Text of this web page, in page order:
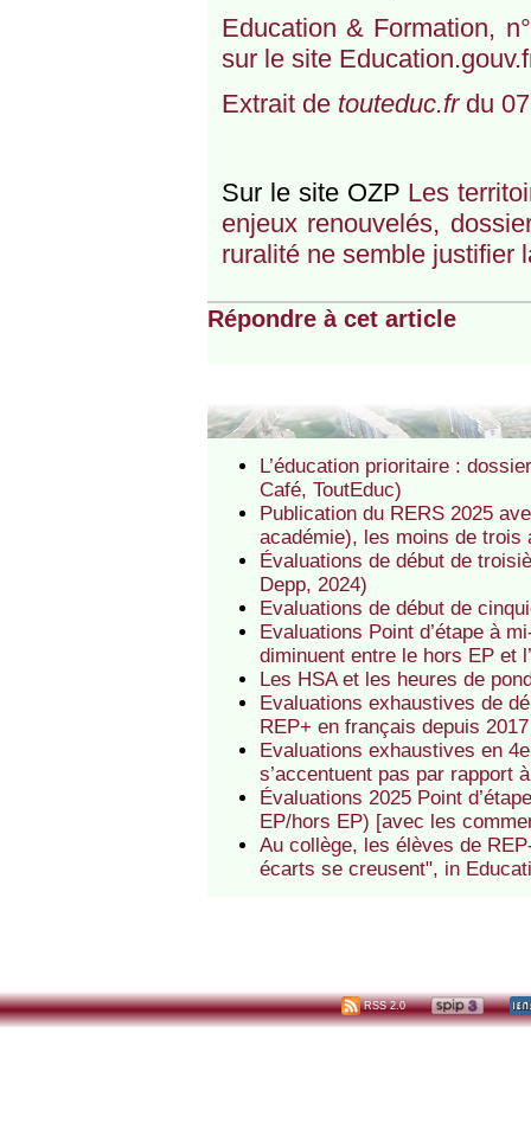
Education & Formation,
sur le site
Extrait de touteduc.frdu
Sur le site OZP Les
enjeux renouvelés,
ruralité ne semble justifier
Répondre à cet article
L’éducation prioritaire :
Café, ToutEduc)
Publication du RERS 2025
académie), les moins de
Évaluations de début de
Depp, 2024)
Evaluations de début de
Evaluations Point d’étape à
diminuent entre le hors EP et
Les HSA et les heures de
Evaluations exhaustives de
REP+ en français depuis 2017
Evaluations exhaustives en
s’accentuent pas par rapport
Évaluations 2025 Point
EP/hors EP) [avec les
Au collège, les élèves de
écarts se creusent", in
RSS 2.0